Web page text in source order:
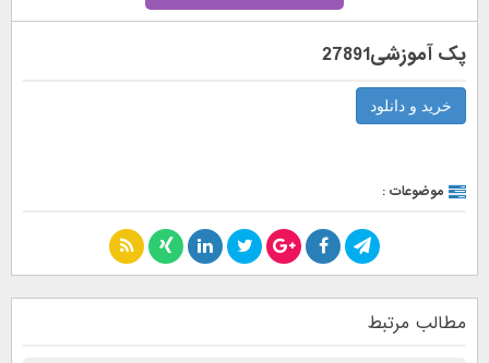
پک آموزشی27891
خرید و دانلود
موضوعات :
مطالب مرتبط